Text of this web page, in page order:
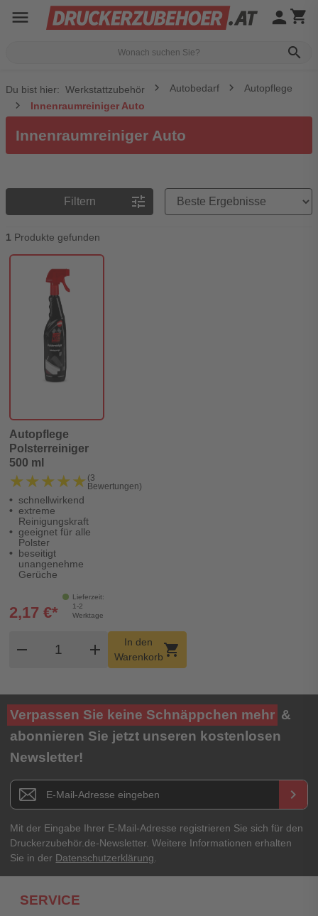
menu
search
person shopping_cart
Du bist hier: Werkstattzubehör Autobedarf
Autopflege
Innenraumreiniger Auto
Innenraumreiniger Auto
Filtern tune
Preisreihenfolge
1 Produkte gefunden
Autopflege
Polsterreiniger
500 ml
★★★★★
★★★★★ (3
Bewertungen)
schnellwirkend
extreme
Reinigungskraft
geeignet für alle
Polster
beseitigt
unangenehme
Gerüche
Lieferzeit:
1-2
Werktage
2,17 €*
remove
Produkt Warenkorb Menge
add
In den
Warenkorbshopping_cart
Verpassen Sie keine Schnäppchen mehr &
abonnieren Sie jetzt unseren kostenlosen
Newsletter!
Newsletter E-Mail Adresse keyboard_arrow_right
Mit der Eingabe Ihrer E-Mail-Adresse registrieren Sie sich für den
Druckerzubehör.de-Newsletter. Weitere Informationen erhalten
Sie in der Datenschutzerklärung
SERVICE